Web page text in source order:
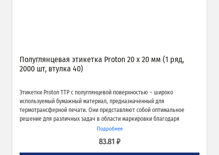
Полуглянцевая этикетка Proton 20 x 20 мм (1 ряд,
2000 шт, втулка 40)
Этикетки Proton TTP с полуглянцевой поверхностью – широко
используемый бумажный материал, предназначенный для
термотрансферной печати. Они представляют собой оптимальное
решение для различных задач в области маркировки благодаря
экономичности, высокому качеству печати и надёжной адгезии к
Подробнее
83.81 ₽